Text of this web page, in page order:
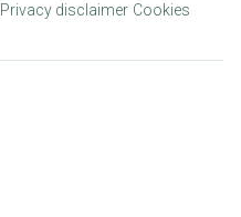
Privacy disclaimer Cookies